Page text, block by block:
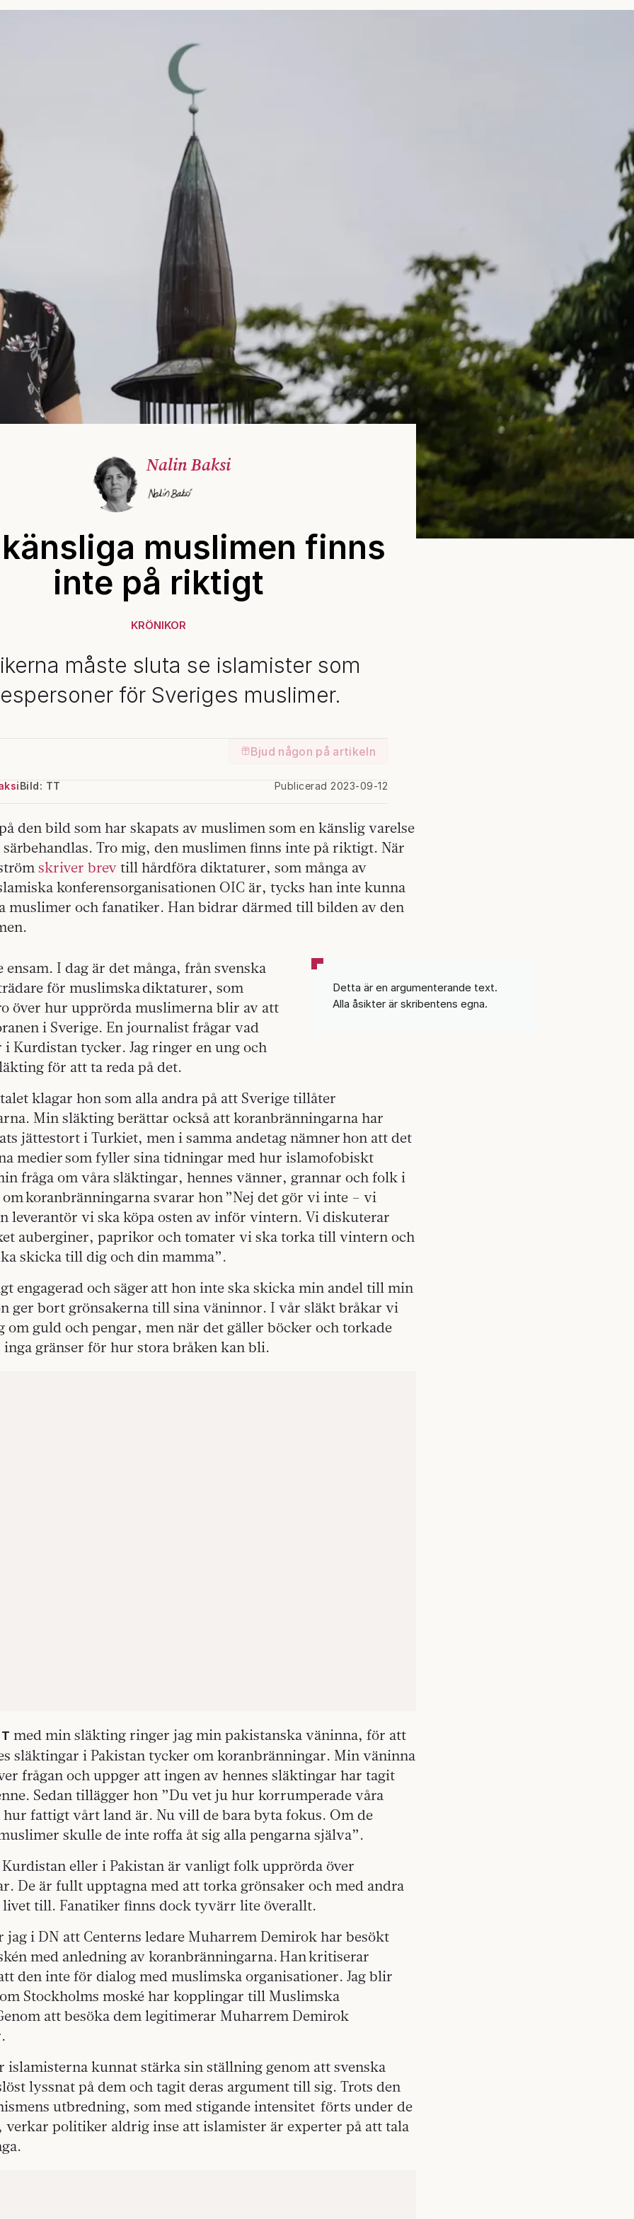
Nalin Baksi
muslimen finns
inte på riktigt
KRÖNIKOR
måste sluta se islamister som
för Sveriges muslimer.
Bjud någon på artikeln
Publicerad 2023-09-12
Bild: TT
den bild som har skapats av muslimen som en känslig varelse
särbehandlas. Tro mig, den muslimen finns inte på riktigt. När
skriver brev till hårdföra diktaturer, som många av
konferensorganisationen OIC är, tycks han inte kunna
muslimer och fanatiker. Han bidrar därmed till bilden av den
Detta är en argumenterande text.
Alla åsikter är skribentens egna.
I dag är det många, från svenska
för muslimska diktaturer, som
över hur upprörda muslimerna blir av att
i Sverige. En journalist frågar vad
Kurdistan tycker. Jag ringer en ung och
för att ta reda på det.
klagar hon som alla andra på att Sverige tillåter
Min släkting berättar också att koranbränningarna har
jättestort i Turkiet, men i samma andetag nämner hon att det
medier som fyller sina tidningar med hur islamofobiskt
fråga om våra släktingar, hennes vänner, grannar och folk i
koranbränningarna svarar hon ”Nej det gör vi inte – vi
leverantör vi ska köpa osten av inför vintern. Vi diskuterar
auberginer, paprikor och tomater vi ska torka till vintern och
skicka till dig och din mamma”.
engagerad och säger att hon inte ska skicka min andel till min
ger bort grönsakerna till sina väninnor. I vår släkt bråkar vi
guld och pengar, men när det gäller böcker och torkade
gränser för hur stora bråken kan bli.
med min släkting ringer jag min pakistanska väninna, för att
släktingar i Pakistan tycker om koranbränningar. Min väninna
frågan och uppger att ingen av hennes släktingar har tagit
Sedan tillägger hon ”Du vet ju hur korrumperade våra
fattigt vårt land är. Nu vill de bara byta fokus. Om de
skulle de inte roffa åt sig alla pengarna själva”.
eller i Pakistan är vanligt folk upprörda över
De är fullt upptagna med att torka grönsaker och med andra
till. Fanatiker finns dock tyvärr lite överallt.
jag i DN att Centerns ledare Muharrem Demirok har besökt
med anledning av koranbränningarna. Han kritiserar
den inte för dialog med muslimska organisationer. Jag blir
Stockholms moské har kopplingar till Muslimska
att besöka dem legitimerar Muharrem Demirok
islamisterna kunnat stärka sin ställning genom att svenska
lyssnat på dem och tagit deras argument till sig. Trots den
utbredning, som med stigande intensitet förts under de
verkar politiker aldrig inse att islamister är experter på att tala